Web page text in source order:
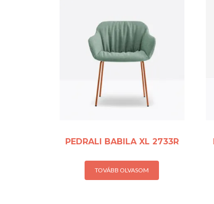
PEDRALI BABILA XL 2733R
TOVÁBB OLVASOM